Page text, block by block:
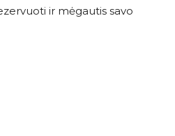
ir mėgautis savo